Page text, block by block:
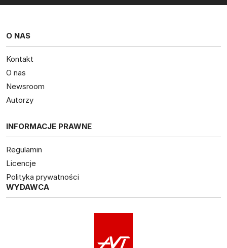
O NAS
Kontakt
O nas
Newsroom
Autorzy
INFORMACJE PRAWNE
Regulamin
Licencje
Polityka prywatności
WYDAWCA